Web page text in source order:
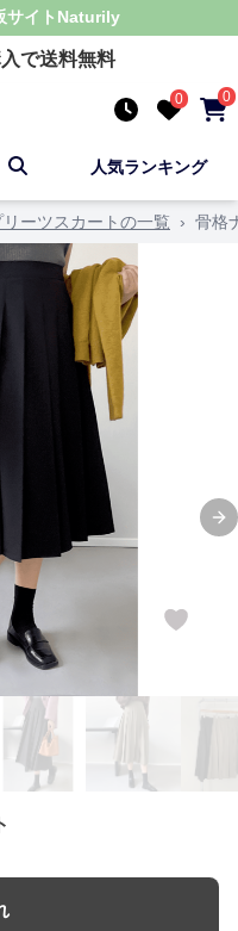
サイト Naturily
で送料無料
0 0
人気ランキング
リーツスカートの一覧 › 骨格